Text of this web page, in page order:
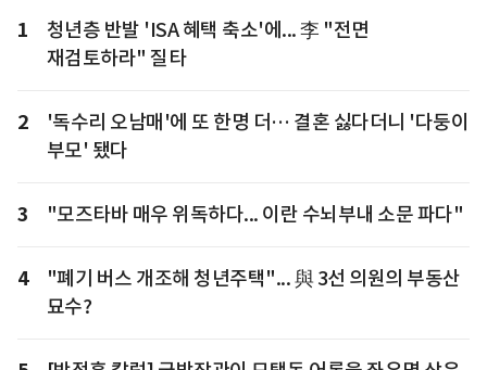
1
청년층 반발 'ISA 혜택 축소'에... 李 "전면
재검토하라" 질타
2
'독수리 오남매'에 또 한명 더… 결혼 싫다더니 '다둥이
부모' 됐다
3 "모즈타바 매우 위독하다... 이란 수뇌부내 소문 파다"
4
"폐기 버스 개조해 청년주택"... 與 3선 의원의 부동산
묘수?